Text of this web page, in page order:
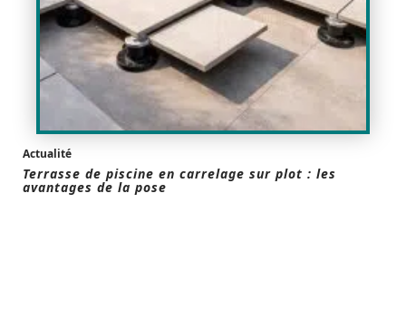
Actualité
Terrasse de piscine en carrelage sur plot : les
avantages de la pose